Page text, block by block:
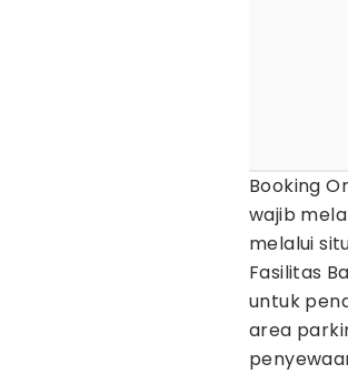
Booking
wajib
melalui
Fasilitas
untuk
area